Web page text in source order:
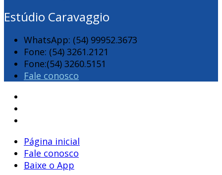
Estúdio Caravaggio
WhatsApp: (54) 99952.3673
Fone: (54) 3261.2121
Fone:(54) 3260.5151
Fale conosco
Página inicial
Fale conosco
Baixe o App